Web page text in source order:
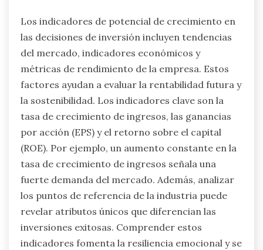
Los indicadores de potencial de crecimiento en
las decisiones de inversión incluyen tendencias
del mercado, indicadores económicos y
métricas de rendimiento de la empresa. Estos
factores ayudan a evaluar la rentabilidad futura y
la sostenibilidad. Los indicadores clave son la
tasa de crecimiento de ingresos, las ganancias
por acción (EPS) y el retorno sobre el capital
(ROE). Por ejemplo, un aumento constante en la
tasa de crecimiento de ingresos señala una
fuerte demanda del mercado. Además, analizar
los puntos de referencia de la industria puede
revelar atributos únicos que diferencian las
inversiones exitosas. Comprender estos
indicadores fomenta la resiliencia emocional y se